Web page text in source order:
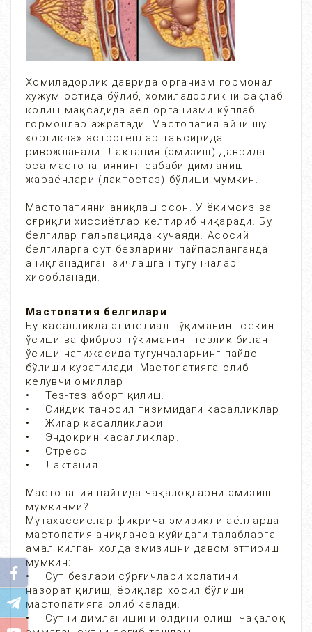
Хомиладорлик даврида организм гормонал
хужум остида бўлиб, хомиладорликни сақлаб
қолиш мақсадида аёл организми кўплаб
гормонлар ажратади. Мастопатия айни шу
«ортиқча» эстрогенлар таъсирида
ривожланади. Лактация (эмизиш) даврида
эса мастопатиянинг сабаби димланиш
жараёнлари (лактостаз) бўлиши мумкин.
Мастопатияни аниқлаш осон. У ёқимсиз ва
оғриқли хиссиётлар келтириб чиқаради. Бу
белгилар пальпацияда кучаяди. Асосий
белгиларга сут безларини пайпасланганда
аниқланадиган зичлашган тугунчалар
хисобланади.
Мастопатия белгилари
Бу касалликда эпителиал тўқиманинг секин
ўсиши ва фиброз тўқиманинг тезлик билан
ўсиши натижасида тугунчаларнинг пайдо
бўлиши кузатилади. Мастопатияга олиб
келувчи омиллар:
• Тез-тез аборт қилиш.
• Сийдик таносил тизимидаги касалликлар.
• Жигар касалликлари.
• Эндокрин касалликлар.
• Стресс.
• Лактация.
Мастопатия пайтида чақалоқларни эмизиш
мумкинми?
Мутахассислар фикрича эмизикли аёлларда
мастопатия аниқланса қуйидаги талабларга
амал қилган холда эмизишни давом эттириш
мумкин:
• Сут безлари сўрғичлари холатини
назорат қилиш, ёриқлар хосил бўлиши
мастопатияга олиб келади.
• Сутни димланишини олдини олиш. Чақалоқ